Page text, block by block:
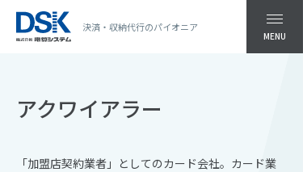
決済・収納代行のパイオニア
MENU
アクワイアラー
「加盟店契約業者」としてのカード会社。カード業